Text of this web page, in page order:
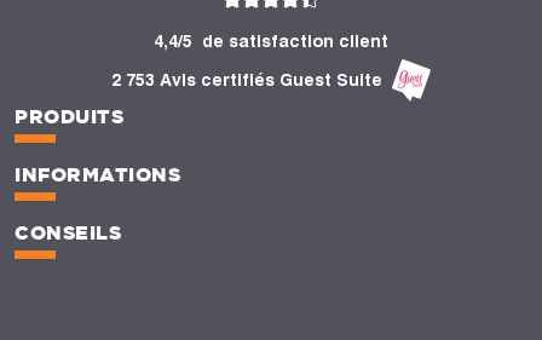
4,4/5
de satisfaction client
2 753 Avis certifiés Guest Suite
PRODUITS
INFORMATIONS
CONSEILS